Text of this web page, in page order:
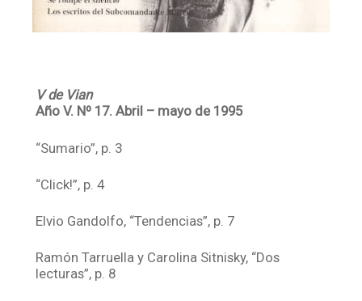
V de Vian
Año V. Nº 17. Abril – mayo de 1995
“Sumario”, p. 3
“Click!”, p. 4
Elvio Gandolfo, “Tendencias”, p. 7
Ramón Tarruella y Carolina Sitnisky, “Dos
lecturas”, p. 8